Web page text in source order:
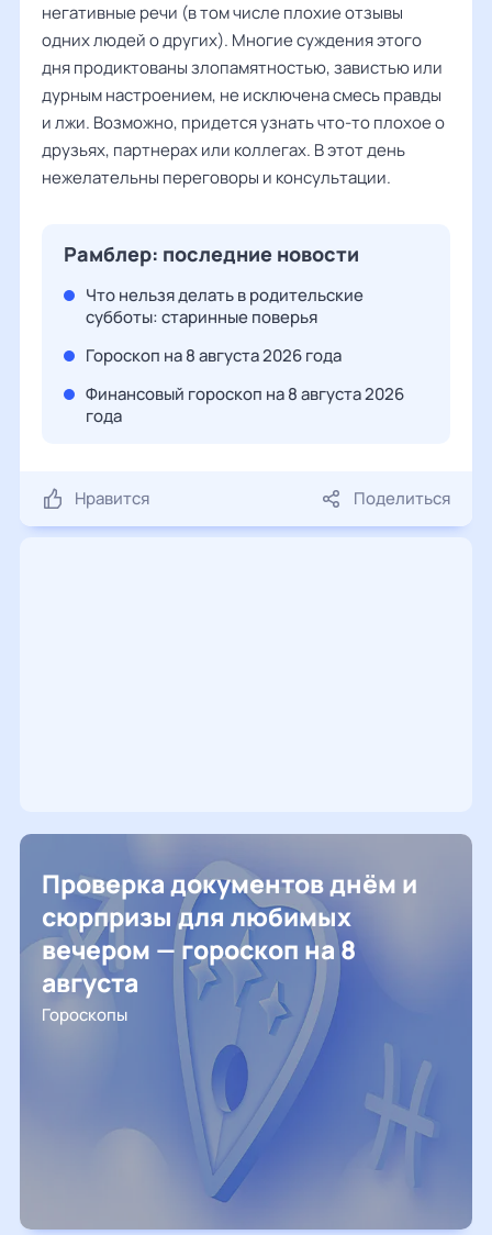
негативные речи (в том числе плохие отзывы
одних людей о других). Многие суждения этого
дня продиктованы злопамятностью, завистью или
дурным настроением, не исключена смесь правды
и лжи. Возможно, придется узнать что-то плохое о
друзьях, партнерах или коллегах. В этот день
нежелательны переговоры и консультации.
Рамблер: последние новости
Что нельзя делать в родительские
субботы: старинные поверья
Гороскоп на 8 августа 2026 года
Финансовый гороскоп на 8 августа 2026
года
Нравится Поделиться
Проверка документов днём и
сюрпризы для любимых
вечером — гороскоп на 8
августа
Гороскопы